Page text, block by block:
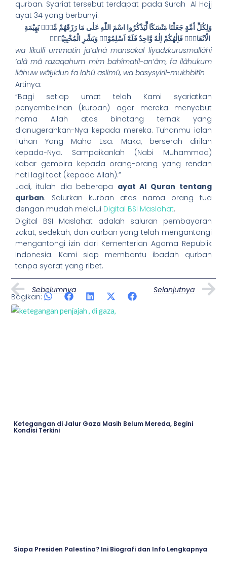
qurban. Syariat tersebut terdapat pada Surah Al Hajj
ayat 34 yang berbunyi:
وَلِكُلِّ اُمَّةٍ جَعَلْنَا مَنْسَكًا لِّيَذْكُرُوا اسْمَ اللّٰهِ عَلٰى مَا رَزَقَهُمْ مِّنْۢ بَهِيْمَةِ
الْاَنْعَامِۗ فَاِلٰهُكُمْ اِلٰهٌ وَّاحِدٌ فَلَهٗٓ اَسْلِمُوْاۗ وَبَشِّرِ الْمُخْبِتِيْنَۙ
wa likulli ummatin ja‘alnâ mansakal liyadzkurusmallâhi
‘alâ mâ razaqahum mim bahîmatil-an‘âm, fa ilâhukum
ilâhuw wâḫidun fa lahû aslimû, wa basysyiril-mukhbitîn
Artinya:
“Bagi setiap umat telah Kami syariatkan
penyembelihan (kurban) agar mereka menyebut
nama Allah atas binatang ternak yang
dianugerahkan-Nya kepada mereka. Tuhanmu ialah
Tuhan Yang Maha Esa. Maka, berserah dirilah
kepada-Nya. Sampaikanlah (Nabi Muhammad)
kabar gembira kepada orang-orang yang rendah
hati lagi taat (kepada Allah).”
Jadi, itulah dia beberapa ayat Al Quran tentang
qurban. Salurkan kurban atas nama orang tua
dengan mudah melalui Digital BSI Maslahat.
Digital BSI Maslahat adalah saluran pembayaran
zakat, sedekah, dan qurban yang telah mengantongi
mengantongi izin dari Kementerian Agama Republik
Indonesia. Kami siap membantu ibadah qurban
tanpa syarat yang ribet.
Prev
Sebelumnya Selanjutnya
Bagikan:
Artikel Lainnya
Ketegangan di Jalur Gaza Masih Belum Mereda, Begini
Kondisi Terkini
Siapa Presiden Palestina? Ini Biografi dan Info Lengkapnya